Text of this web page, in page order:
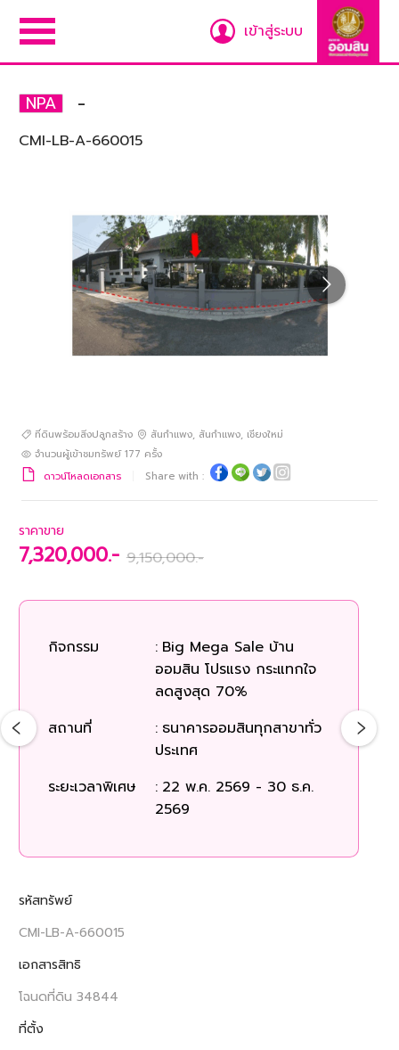
เข้าสู่ระบบ
NPA -
CMI-LB-A-660015
ที่ดินพร้อมสิ่งปลูกสร้าง สันกำแพง, สันกำแพง, เชียงใหม่
จำนวนผู้เข้าชมทรัพย์ 177 ครั้ง
ดาวน์โหลดเอกสาร
Share with :
ราคาขาย
7,320,000.- 9,150,000.-
กิจกรรม : Big Mega Sale บ้าน
ออมสิน โปรแรง กระแทกใจ
ลดสูงสุด 70%
สถานที่
: ธนาคารออมสินทุกสาขาทั่ว
ประเทศ
ระยะเวลาพิเศษ
: 22 พ.ค. 2569 - 30 ธ.ค.
2569
รหัสทรัพย์
CMI-LB-A-660015
เอกสารสิทธิ
โฉนดที่ดิน 34844
ที่ตั้ง